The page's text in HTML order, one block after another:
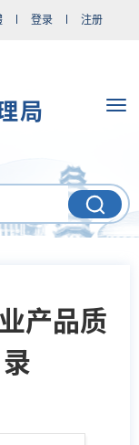
登录 注册
局
产品质